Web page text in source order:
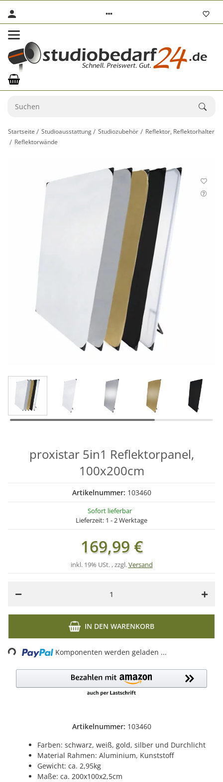
Startseite Studioausstattung Studiozubehör
Reflektor, Reflektorhalter
Reflektorwände
Artikelnummer: 103460
Farben: schwarz, weiß, gold, silber und Durchlicht
Material Rahmen: Aluminium, Kunststoff
Gewicht: ca. 2,95kg
Maße: ca. 200x100x2,5cm
proxistar 5in1 Reflektorpanel,
100x200cm
Artikelnummer: 103460
Sofort lieferbar
Lieferzeit: 1 - 2 Werktage
169,99 €
inkl. 19% USt. , zzgl.Versand
IN DEN WARENKORB
Komponenten werden geladen ...